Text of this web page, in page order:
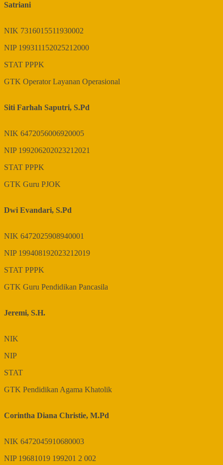
Satriani
NIK 7316015511930002
NIP 199311152025212000
STAT PPPK
GTK Operator Layanan Operasional
Siti Farhah Saputri, S.Pd
NIK 6472056006920005
NIP 199206202023212021
STAT PPPK
GTK Guru PJOK
Dwi Evandari, S.Pd
NIK 6472025908940001
NIP 199408192023212019
STAT PPPK
GTK Guru Pendidikan Pancasila
Jeremi, S.H.
NIK
NIP
STAT
GTK Pendidikan Agama Khatolik
Corintha Diana Christie, M.Pd
NIK 6472045910680003
NIP 19681019 199201 2 002